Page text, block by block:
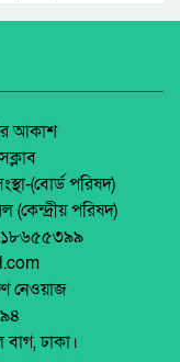
আহত ৩
নারী উদ্ধার
কুপিয়ে হত্যা,
কিন্তুু প্রয়োগ নেই
সভা অনুষ্ঠিত।
মতবিনিময় সভা
রংপুরে ১১ দলের
বাংলাদেশিসহ
আকাশ
(বোর্ড পরিষদ)
(কেন্দ্রীয় পরিষদ)
নেওয়াজ
ঢাকা।